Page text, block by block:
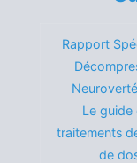
Rapport
Le guide
traitements
de